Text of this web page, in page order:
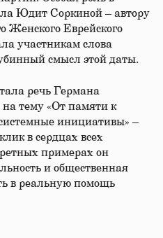
Юдит Соркиной – автору
Женского Еврейского
участникам слова
смысл этой даты.
речь Германа
тему «От памяти к
инициативы» –
в сердцах всех
примерах он
и общественная
в реальную помощь